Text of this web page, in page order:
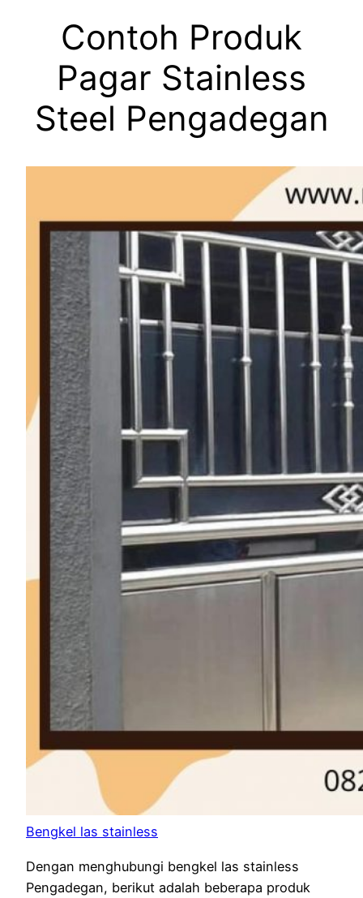
Contoh Produk
Pagar Stainless
Steel Pengadegan
Bengkel las stainless
Dengan menghubungi bengkel las stainless
Pengadegan, berikut adalah beberapa produk